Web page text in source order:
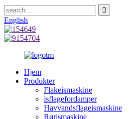
English
Hjem
Produkter
Flakeismaskine
isflagefordamper
Havvandsflageismaskine
Rørismaskine